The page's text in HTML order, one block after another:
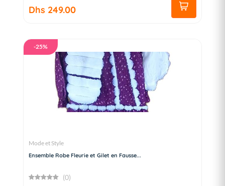
Dhs 249.00
-25%
Mode et Style
Ensemble Robe Fleurie et Gilet en Fausse...
(0)